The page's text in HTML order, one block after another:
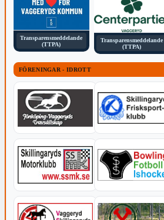
Transparensmeddelande
(TTPA)
Transparensmeddelande
(TTPA)
FÖRENINGAR - IDROTT